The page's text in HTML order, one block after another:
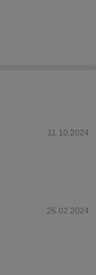
11.10.2024
26.02.2024